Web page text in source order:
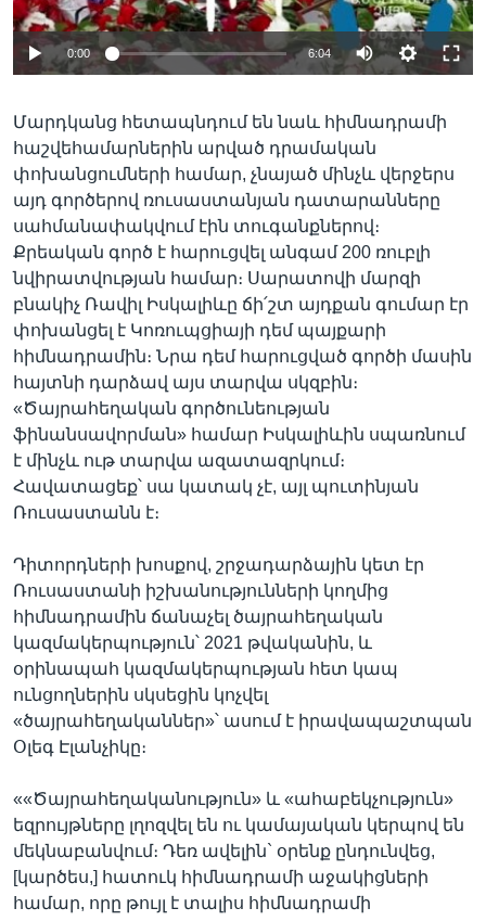
0:00 6:04
Մարդկանց հետապնդում են նաև հիմնադրամի
հաշվեհամարներին արված դրամական
փոխանցումների համար, չնայած մինչև վերջերս
այդ գործերով ռուսաստանյան դատարանները
սահմանափակվում էին տուգանքներով։
Քրեական գործ է հարուցվել անգամ 200 ռուբլի
նվիրատվության համար։ Սարատովի մարզի
բնակիչ Ռավիլ Իսկալիևը ճի՛շտ այդքան գումար էր
փոխանցել է Կոռուպցիայի դեմ պայքարի
հիմնադրամին։ Նրա դեմ հարուցված գործի մասին
հայտնի դարձավ այս տարվա սկզբին։
«Ծայրահեղական գործունեության
ֆինանսավորման» համար Իսկալիևին սպառնում
է մինչև ութ տարվա ազատազրկում։
Հավատացեք՝ սա կատակ չէ, այլ պուտինյան
Ռուսաստանն է։
Դիտորդների խոսքով, շրջադարձային կետ էր
Ռուսաստանի իշխանությունների կողմից
հիմնադրամին ճանաչել ծայրահեղական
կազմակերպություն՝ 2021 թվականին, և
օրինապահ կազմակերպության հետ կապ
ունցողներին սկսեցին կոչվել
«ծայրահեղականներ»՝ ասում է իրավապաշտպան
Օլեգ Էլանչիկը։
««Ծայրահեղականություն» և «ահաբեկչություն»
եզրույթները լղոզվել են ու կամայական կերպով են
մեկնաբանվում։ Դեռ ավելին` օրենք ընդունվեց,
[կարծես,] հատուկ հիմնադրամի աջակիցների
համար, որը թույլ է տալիս հիմնադրամի